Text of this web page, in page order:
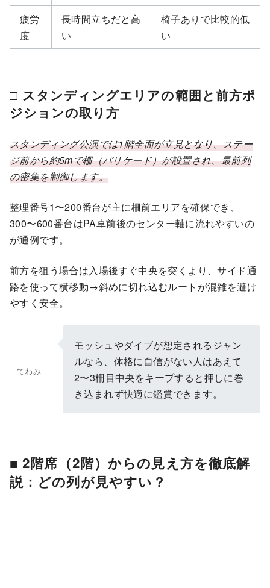
疲労
度
長時間立ちだと高
い
椅子ありで比較的低
い
□ スタンディングエリアの範囲と前方ポ
ジションの取り方
スタンディング公演では1階全面が立見となり、ステー
ジ前から約5mで柵（バリケード）が設置され、最前列
の密集を制御します。
整理番号1〜200番台が主に柵前エリアを確保でき、
300〜600番台はPA卓前後のセンター軸に流れやすいの
が通例です。
前方を狙う場合は入場後すぐ中央を突くより、サイド通
路を使って横移動→斜めに切れ込むルートが混雑を避け
やすく安全。
てわみ
モッシュやダイブが想定されるジャン
ルなら、体格に自信がない人はあえて
2〜3柵目中央をキープすると押しに巻
き込まれず快適に鑑賞できます。
■ 2階席（2階）からの見え方を徹底解
説：どの列が見やすい？